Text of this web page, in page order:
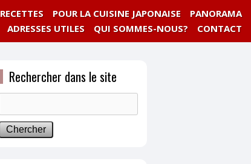
PANORAMA
POUR LA CUISINE JAPONAISE
RECETTES
CONTACT
QUI SOMMES-NOUS?
ADRESSES UTILES
Rechercher dans le site